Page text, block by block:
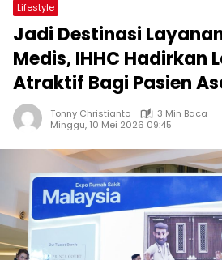
Lifestyle
Jadi Destinasi
Medis, IHHC Hadirkan
Atraktif Bagi Pasien
Tonny Christianto
3 Min Baca
Minggu, 10 Mei 2026 09:45